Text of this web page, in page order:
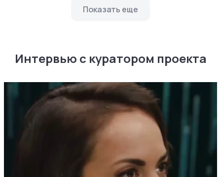
Показать еще
Интервью с куратором проекта